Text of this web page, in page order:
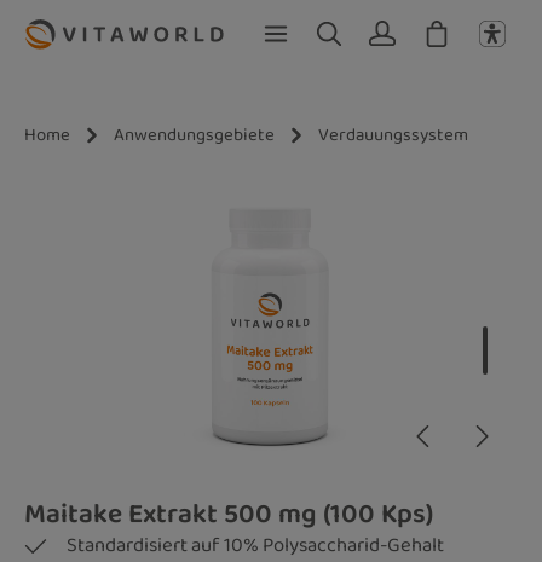
Zum Hauptinhalt springen
Home Anwendungsgebiete Verdauungssystem
Maitake Extrakt 500 mg (100 Kps)
Standardisiert auf 10% Polysaccharid-Gehalt